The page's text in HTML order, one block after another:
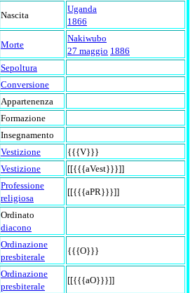
Nascita
Uganda
1866
Morte
Nakiwubo
27 maggio 1886
Sepoltura
Conversione
Appartenenza
Formazione
Insegnamento
Vestizione
{{{V}}}
Vestizione
[[{{{aVest}}}]]
Professione
religiosa
[[{{{aPR}}}]]
Ordinato
diacono
Ordinazione
presbiterale
{{{O}}}
Ordinazione
presbiterale
[[{{{aO}}}]]